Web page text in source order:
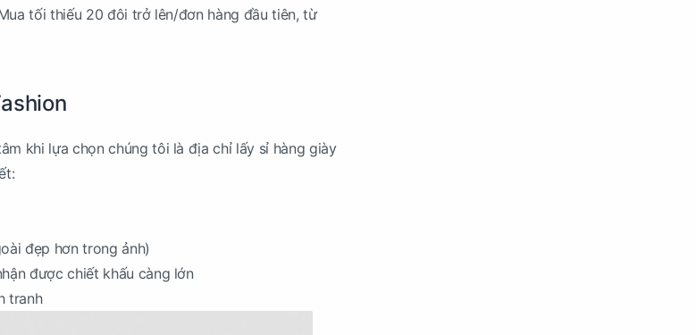
tối thiếu 20 đôi trở lên/đơn hàng đầu tiên, từ
khi lựa chọn chúng tôi là địa chỉ lấy sỉ hàng giày
đẹp hơn trong ảnh)
được chiết khấu càng lớn
tranh